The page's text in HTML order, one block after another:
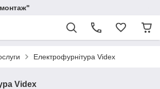
Електрофурнітура Videx
Videx